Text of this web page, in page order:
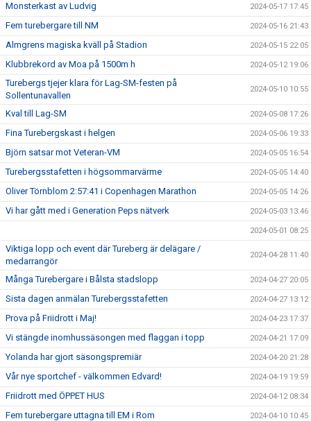
Monsterkast av Ludvig 2024-05-17 17:45
Fem turebergare till NM 2024-05-16 21:43
Almgrens magiska kväll på Stadion 2024-05-15 22:05
Klubbrekord av Moa på 1500m h 2024-05-12 19:06
Turebergs tjejer klara för Lag-SM-festen på
Sollentunavallen
2024-05-10 10:55
Kval till Lag-SM 2024-05-08 17:26
Fina Turebergskast i helgen 2024-05-06 19:33
Björn satsar mot Veteran-VM 2024-05-05 16:54
Turebergsstafetten i högsommarvärme 2024-05-05 14:40
Oliver Törnblom 2:57:41 i Copenhagen Marathon 2024-05-05 14:26
Vi har gått med i Generation Peps nätverk 2024-05-03 13:46
2024-05-01 08:25
Viktiga lopp och event där Tureberg är delägare /
medarrangör
2024-04-28 11:40
Många Turebergare i Bålsta stadslopp 2024-04-27 20:05
Sista dagen anmälan Turebergsstafetten 2024-04-27 13:12
Prova på Friidrott i Maj! 2024-04-23 17:37
Vi stängde inomhussäsongen med flaggan i topp 2024-04-21 17:09
Yolanda har gjort säsongspremiär 2024-04-20 21:28
Vår nye sportchef - välkommen Edvard! 2024-04-19 19:59
Friidrott med ÖPPET HUS 2024-04-12 08:34
Fem turebergare uttagna till EM i Rom 2024-04-10 10:45